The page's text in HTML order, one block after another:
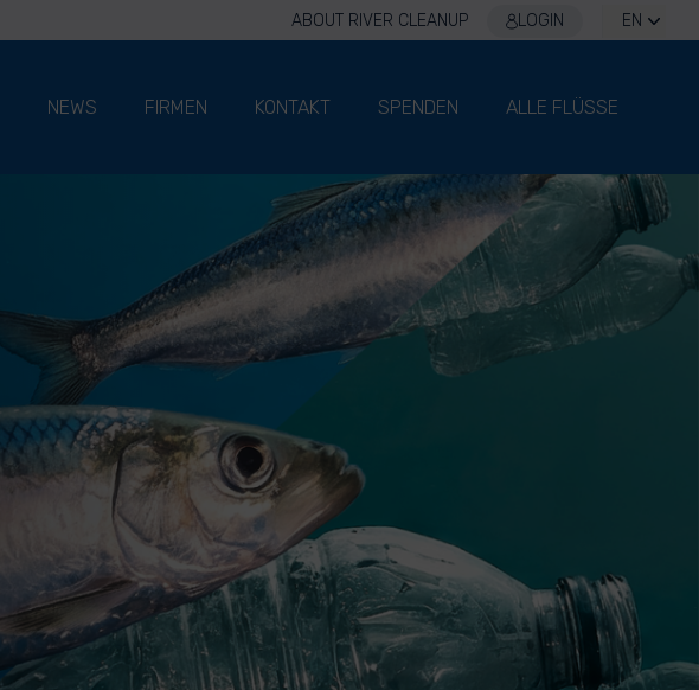
ABOUT RIVER CLEANUP LOGIN EN
NEWS FIRMEN KONTAKT SPENDEN ALLE FLÜSSE